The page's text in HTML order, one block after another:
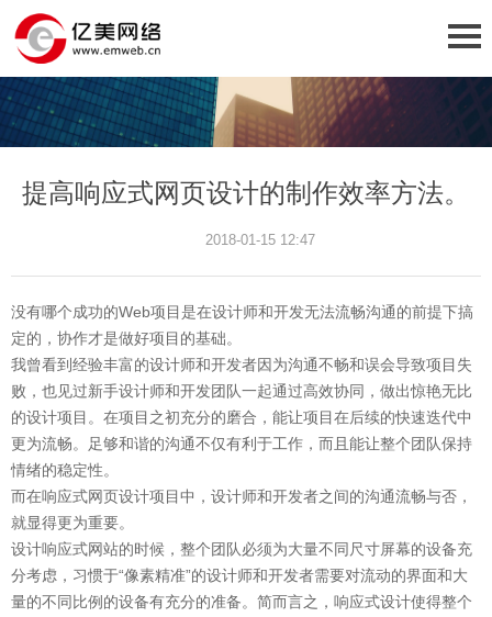
提高响应式网页设计的制作效率方法。
2018-01-15 12:47
没有哪个成功的Web项目是在设计师和开发无法流畅沟通的前提下搞
定的，协作才是做好项目的基础。
我曾看到经验丰富的设计师和开发者因为沟通不畅和误会导致项目失
败，也见过新手设计师和开发团队一起通过高效协同，做出惊艳无比
的设计项目。在项目之初充分的磨合，能让项目在后续的快速迭代中
更为流畅。足够和谐的沟通不仅有利于工作，而且能让整个团队保持
情绪的稳定性。
而在响应式网页设计项目中，设计师和开发者之间的沟通流畅与否，
就显得更为重要。
设计响应式网站的时候，整个团队必须为大量不同尺寸屏幕的设备充
分考虑，习惯于“像素精准”的设计师和开发者需要对流动的界面和大
量的不同比例的设备有充分的准备。简而言之，响应式设计使得整个